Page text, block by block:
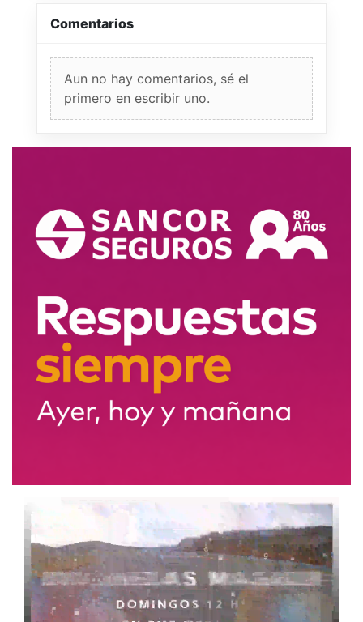
Comentarios
Aun no hay comentarios, sé el
primero en escribir uno.